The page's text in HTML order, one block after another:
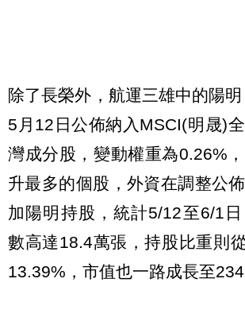
除了長榮外，航運三雄中的陽
5月12日公佈納入MSCI(明晟)
灣成分股，變動權重為0.26%
升最多的個股，外資在調整公
加陽明持股，統計5/12至6/1
數高達18.4萬張，持股比重則
13.39%，市值也一路成長至